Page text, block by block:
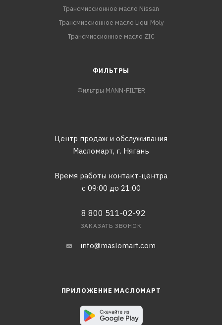
Трансмиссионное масло Nissan
Трансмиссионное масло Liqui Moly
Трансмиссионное масло ZIC
ФИЛЬТРЫ
Фильтры MANN-FILTER
Центр продаж и обслуживания
Масломарт, г. Нягань
Время работы контакт-центра
с 09:00 до 21:00
8 800 511-02-92
ЗАКАЗАТЬ ЗВОНОК
info@maslomart.com
ПРИЛОЖЕНИЕ МАСЛОМАРТ